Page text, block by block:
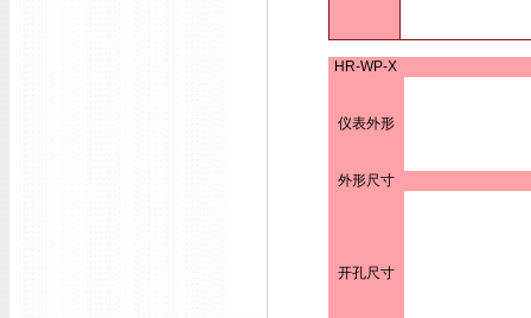
HR-WP-X
仪表外形
外形尺寸
开孔尺寸